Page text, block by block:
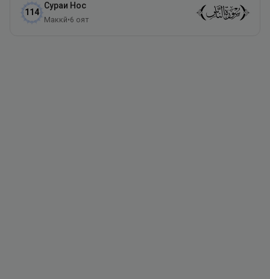
114
Сураи Нос
Маккӣ•6 оят